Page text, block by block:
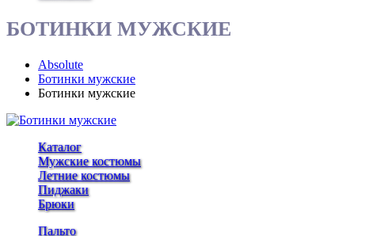
БОТИНКИ МУЖСКИЕ
Absolute
Ботинки мужские
Ботинки мужские
Каталог
Мужские костюмы
Летние костюмы
Пиджаки
Брюки
Пальто